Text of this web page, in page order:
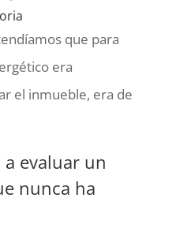
que para
era
el inmueble, era de
a evaluar un
nunca ha